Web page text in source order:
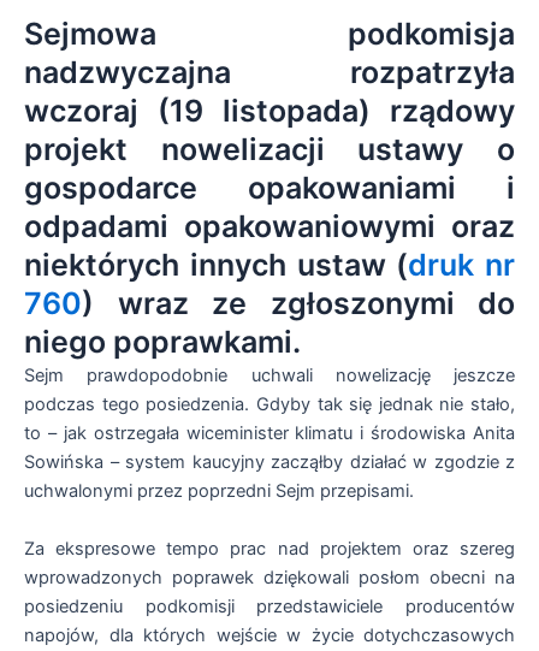
Sejmowa podkomisja
nadzwyczajna rozpatrzyła
wczoraj (19 listopada) rządowy
projekt nowelizacji ustawy o
gospodarce opakowaniami i
odpadami opakowaniowymi oraz
niektórych innych ustaw (druk nr
760) wraz ze zgłoszonymi do
niego poprawkami.
Sejm prawdopodobnie uchwali nowelizację jeszcze
podczas tego posiedzenia. Gdyby tak się jednak nie stało,
to – jak ostrzegała wiceminister klimatu i środowiska Anita
Sowińska – system kaucyjny zacząłby działać w zgodzie z
uchwalonymi przez poprzedni Sejm przepisami.
Za ekspresowe tempo prac nad projektem oraz szereg
wprowadzonych poprawek dziękowali posłom obecni na
posiedzeniu podkomisji przedstawiciele producentów
napojów, dla których wejście w życie dotychczasowych